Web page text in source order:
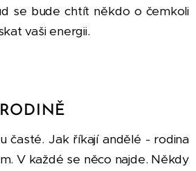
se bude chtít někdo o čemkoli
vaši energii.
časté. Jak říkají andělé - rodina
V každé se něco najde. Někdy